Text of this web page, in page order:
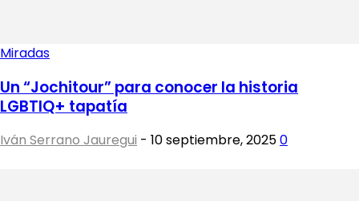
Miradas
Un “Jochitour” para conocer la historia
LGBTIQ+ tapatía
Iván Serrano Jauregui - 10 septiembre, 20250